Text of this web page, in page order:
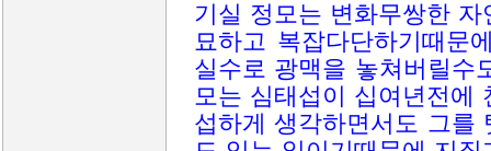
기실 정모는 변화무쌍한
묘하고 복잡다단하기때문
실수로 광맥을 놓쳐버릴수
모는 심태섭이 십여년전에
섭하게 생각하면서도 그를